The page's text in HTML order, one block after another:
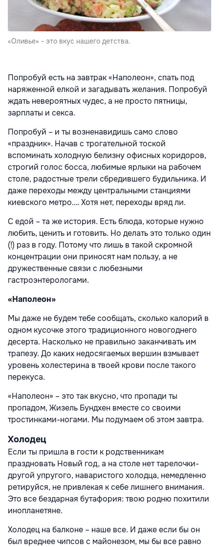
«Оливье» - это вкус нашего детства.
Попробуй есть на завтрак «Наполеон», спать под
наряженной елкой и загадывать желания. Попробуй
ждать невероятных чудес, а не просто пятницы,
зарплаты и секса.
Попробуй – и ты возненавидишь само слово
«праздник». Начав с трогательной тоской
вспоминать холодную белизну офисных коридоров,
строгий голос босса, любимые ярлыки на рабочем
столе, радостные трели сбредившего будильника. И
даже переходы между центральными станциями
киевского метро.… Хотя нет, переходы вряд ли.
С едой – та же история. Есть блюда, которые нужно
любить, ценить и готовить. Но делать это только один
(!) раз в году. Потому что лишь в такой скромной
концентрации они приносят нам пользу, а не
дружественные связи с любезными
гастроэнтерологами.
«Наполеон»
Мы даже не будем тебе сообщать, сколько калорий в
одном кусочке этого традиционного новогоднего
десерта. Насколько не правильно заканчивать им
трапезу. До каких недосягаемых вершин взмывает
уровень холестерина в твоей крови после такого
перекуса.
«Наполеон» – это так вкусно, что пропади ты
пропадом, Жизель Бундхен вместе со своими
тростинками-ногами. Мы подумаем об этом завтра.
Холодец
Если ты пришла в гости к родственникам
праздновать Новый год, а на столе нет тарелочки-
другой упругого, наваристого холодца, немедленно
ретируйся, не привлекая к себе лишнего внимания.
Это все бездарная бутафория: твою родню похитили
инопланетяне.
Холодец на балконе – наше все. И даже если бы он
был вреднее чипсов с майонезом, мы бы все равно